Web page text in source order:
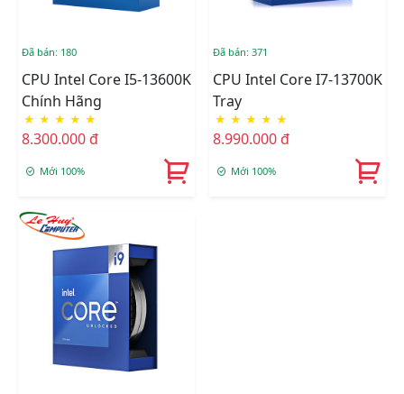
Đã bán: 180
CPU Intel Core I5-13600K
Chính Hãng
★ ★ ★ ★ ★
8.300.000 đ
Mới 100%
Đã bán: 371
CPU Intel Core I7-13700K
Tray
★ ★ ★ ★ ★
8.990.000 đ
Mới 100%